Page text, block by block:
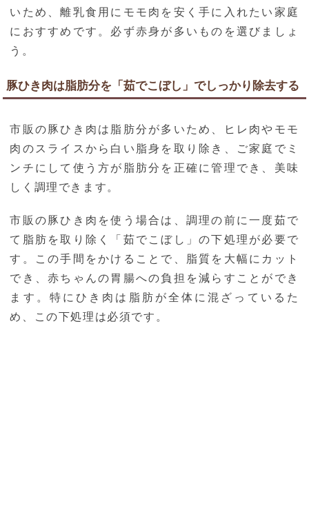
いため、離乳食用にモモ肉を安く手に入れたい家庭
におすすめです。必ず赤身が多いものを選びましょ
う。
豚ひき肉は脂肪分を「茹でこぼし」でしっかり除去する
市販の豚ひき肉は脂肪分が多いため、ヒレ肉やモモ
肉のスライスから白い脂身を取り除き、ご家庭でミ
ンチにして使う方が脂肪分を正確に管理でき、美味
しく調理できます。
市販の豚ひき肉を使う場合は、調理の前に一度茹で
て脂肪を取り除く「茹でこぼし」の下処理が必要で
す。この手間をかけることで、脂質を大幅にカット
でき、赤ちゃんの胃腸への負担を減らすことができ
ます。特にひき肉は脂肪が全体に混ざっているた
め、この下処理は必須です。